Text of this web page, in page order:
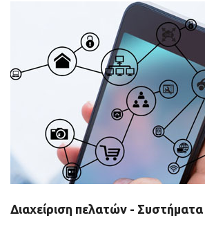
Διαχείριση πελατών - Συστήματα